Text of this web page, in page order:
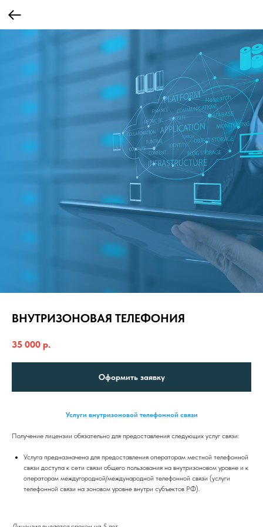
ВНУТРИЗОНОВАЯ ТЕЛЕФОНИЯ
35 000 р.
Оформить заявку
Услуги внутризоновой телефонной связи
Получение лицензии обязательно для предоставления следующих услуг связи:
Услуга предназначена для предоставления операторам местной телефонной
связи доступа к сети связи общего пользования на внутризоновом уровне и к
операторам междугородной/международной телефонной связи (услуги
телефонной связи на зоновом уровне внутри субъектов РФ).